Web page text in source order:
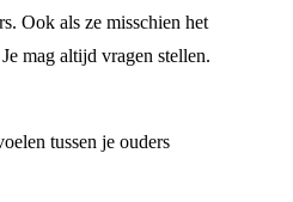
Ook als ze misschien het
mag altijd vragen stellen.
tussen je ouders